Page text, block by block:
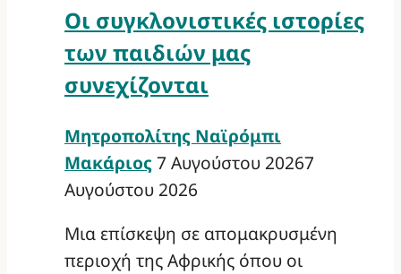
Οι συγκλονιστικές ιστορίες
των παιδιών μας
συνεχίζονται
Μητροπολίτης Ναϊρόμπι
Μακάριος 7 Αυγούστου 20267
Αυγούστου 2026
Μια επίσκεψη σε απομακρυσμένη
περιοχή της Αφρικής όπου οι